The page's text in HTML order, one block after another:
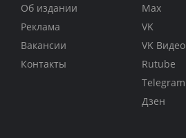
Об издании
Реклама
Вакансии
Контакты
Max
VK
VK Видео
Rutube
Telegram
Дзен